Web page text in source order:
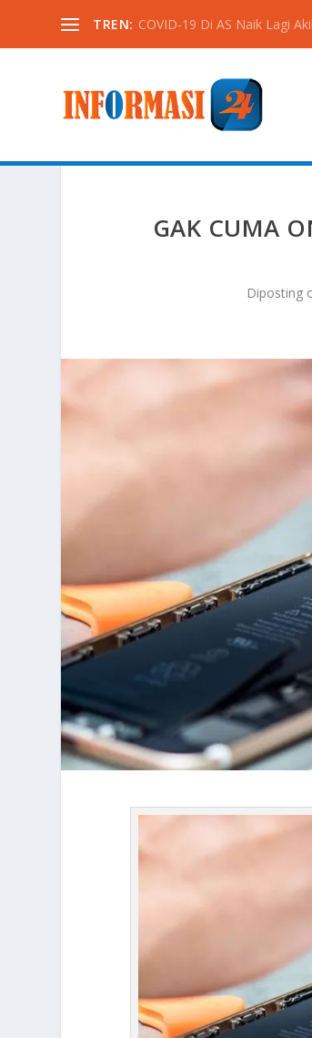
TREN: COVID-19 Di AS Naik Lagi
GAK CUMA
Diposting